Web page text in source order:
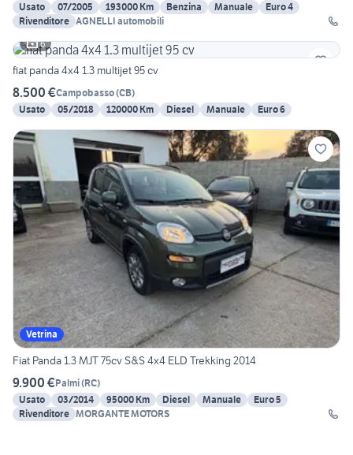
Usato
07/2005 193000 Km Benzina Manuale
Euro 4
Rivenditore AGNELLI automobili
6
fiat panda 4x4 1.3 multijet 95 cv
8.500 €Campobasso(CB)
Usato
05/2018 120000 Km Diesel Manuale Euro 6
Vetrina
Fiat Panda 1.3 MJT 75cv S&S 4x4 ELD Trekking 2014
9.900 €Palmi(RC)
Usato
03/2014 95000 Km Diesel Manuale
Euro 5
Rivenditore MORGANTE MOTORS